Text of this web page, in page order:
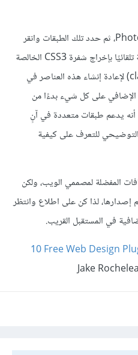
قم أولاً بتصميم عناصر في Photoshop، ثم حدد تلك الطبقات وانقر
فوق الزر CSS3Ps. ستقوم الإضافة تلقائيًا بإخراج شفرة CSS3 الخالصة
جنبًا إلى جنب مع الأصناف (classes) لإعادة إنشاء هذه العناصر في
على كل شيء بدءًا من
أنه يدعم طبقات متعددة في آنٍ
التوضيحي للتعرف على كيفية
المفضلة لمصممي الويب، ولكن
لذا كن على اطلاع وانتظر
‎10 Free Web Design